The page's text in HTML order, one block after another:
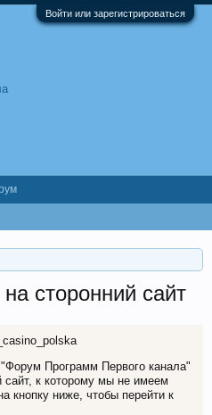
Войти или зарегистрироваться
сторонний сайт
Программ Первого канала"
сайт, к которому мы не имеем
кнопку ниже, чтобы перейти к